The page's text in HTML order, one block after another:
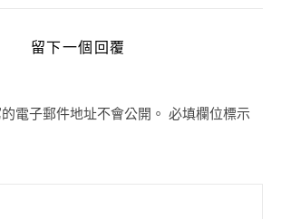
留下一個回覆
電子郵件地址不會公開。 必填欄位標示